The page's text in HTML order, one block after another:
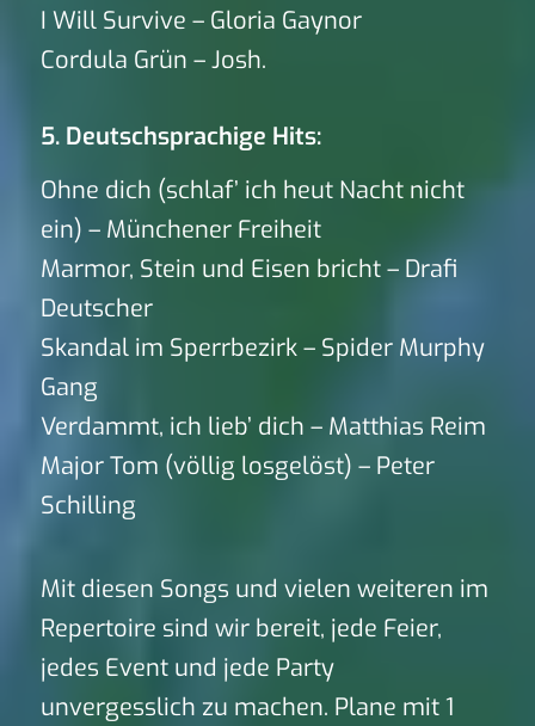
I Will Survive – Gloria Gaynor
Cordula Grün – Josh.
5. Deutschsprachige Hits:
Ohne dich (schlaf’ ich heut Nacht nicht
ein) – Münchener Freiheit
Marmor, Stein und Eisen bricht – Drafi
Deutscher
Skandal im Sperrbezirk – Spider Murphy
Gang
Verdammt, ich lieb’ dich – Matthias Reim
Major Tom (völlig losgelöst) – Peter
Schilling
Mit diesen Songs und vielen weiteren im
Repertoire sind wir bereit, jede Feier,
jedes Event und jede Party
unvergesslich zu machen. Plane mit 1